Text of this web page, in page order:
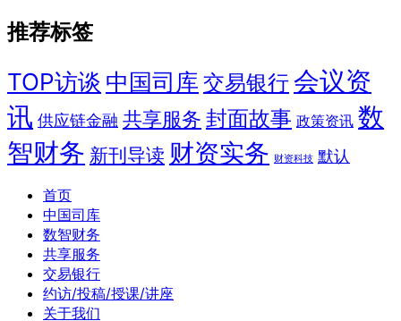
推荐标签
TOP访谈 中国司库 交易银行会议资
讯 供应链金融 共享服务 封面故事 政策资讯 数
智财务 新刊导读 财资实务 财资科技 默认
首页
中国司库
数智财务
共享服务
交易银行
约访/投稿/授课/讲座
关于我们